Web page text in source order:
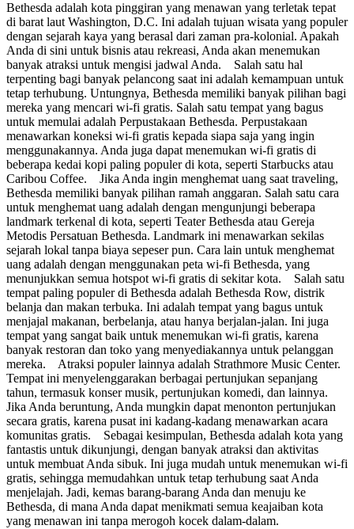
Bethesda adalah kota pinggiran yang menawan yang terletak tepat
di barat laut Washington, D.C. Ini adalah tujuan wisata yang populer
dengan sejarah kaya yang berasal dari zaman pra-kolonial. Apakah
Anda di sini untuk bisnis atau rekreasi, Anda akan menemukan
banyak atraksi untuk mengisi jadwal Anda. Salah satu hal
terpenting bagi banyak pelancong saat ini adalah kemampuan untuk
tetap terhubung. Untungnya, Bethesda memiliki banyak pilihan bagi
mereka yang mencari wi-fi gratis. Salah satu tempat yang bagus
untuk memulai adalah Perpustakaan Bethesda. Perpustakaan
menawarkan koneksi wi-fi gratis kepada siapa saja yang ingin
menggunakannya. Anda juga dapat menemukan wi-fi gratis di
beberapa kedai kopi paling populer di kota, seperti Starbucks atau
Caribou Coffee. Jika Anda ingin menghemat uang saat traveling,
Bethesda memiliki banyak pilihan ramah anggaran. Salah satu cara
untuk menghemat uang adalah dengan mengunjungi beberapa
landmark terkenal di kota, seperti Teater Bethesda atau Gereja
Metodis Persatuan Bethesda. Landmark ini menawarkan sekilas
sejarah lokal tanpa biaya sepeser pun. Cara lain untuk menghemat
uang adalah dengan menggunakan peta wi-fi Bethesda, yang
menunjukkan semua hotspot wi-fi gratis di sekitar kota. Salah satu
tempat paling populer di Bethesda adalah Bethesda Row, distrik
belanja dan makan terbuka. Ini adalah tempat yang bagus untuk
menjajal makanan, berbelanja, atau hanya berjalan-jalan. Ini juga
tempat yang sangat baik untuk menemukan wi-fi gratis, karena
banyak restoran dan toko yang menyediakannya untuk pelanggan
mereka. Atraksi populer lainnya adalah Strathmore Music Center.
Tempat ini menyelenggarakan berbagai pertunjukan sepanjang
tahun, termasuk konser musik, pertunjukan komedi, dan lainnya.
Jika Anda beruntung, Anda mungkin dapat menonton pertunjukan
secara gratis, karena pusat ini kadang-kadang menawarkan acara
komunitas gratis. Sebagai kesimpulan, Bethesda adalah kota yang
fantastis untuk dikunjungi, dengan banyak atraksi dan aktivitas
untuk membuat Anda sibuk. Ini juga mudah untuk menemukan wi-fi
gratis, sehingga memudahkan untuk tetap terhubung saat Anda
menjelajah. Jadi, kemas barang-barang Anda dan menuju ke
Bethesda, di mana Anda dapat menikmati semua keajaiban kota
yang menawan ini tanpa merogoh kocek dalam-dalam.